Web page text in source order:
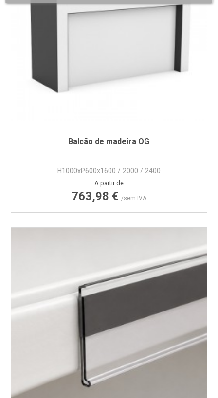
Balcão de madeira OG
H1000xP600x1600 / 2000 / 2400
Preço
A partir de
763,98 € /sem IVA